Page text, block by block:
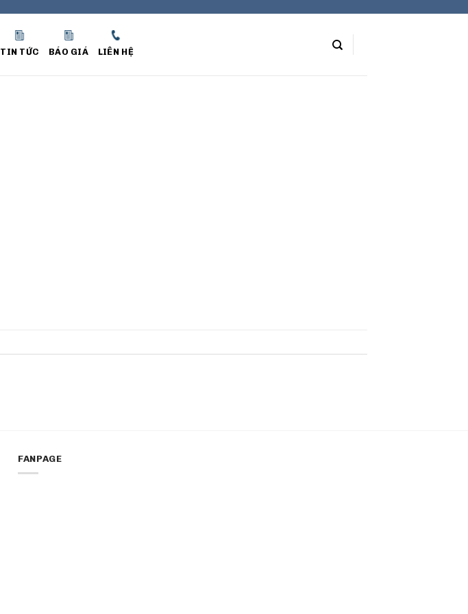
TIN TỨC BÁO GIÁ LIÊN HỆ
FANPAGE